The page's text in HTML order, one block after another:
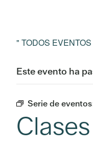
" TODOS EVENTOS
Este evento ha
Serie de